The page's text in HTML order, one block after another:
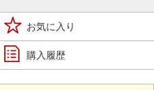
お気に入り
購入履歴